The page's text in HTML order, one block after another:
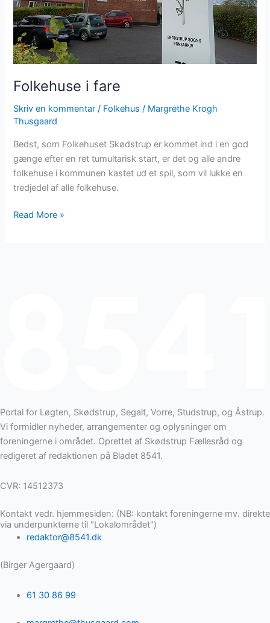
Folkehuse i fare
Skriv en kommentar / Folkehus / Margrethe Krogh
Thusgaard
Bedst, som Folkehuset Skødstrup er kommet ind i en god
gænge efter en ret tumultarisk start, er det og alle andre
folkehuse i kommunen kastet ud et spil, som vil lukke en
tredjedel af alle folkehuse.
Read More »
Portal for Løgten, Skødstrup, Segalt, Vorre, Studstrup, og Åstrup.
Vi formidler nyheder, arrangementer og oplysninger om
foreningerne i området. Oprettet af Skødstrup Fællesråd og
redigeret af redaktionen på Bladet 8541.
CVR: 14512373
Kontakt vedr. hjemmesiden: (NB: kontakt foreningerne mv. direkte
via underpunkterne til "Lokalområdet")
redaktor@8541.dk
(Birger Agergaard)
61 30 86 99